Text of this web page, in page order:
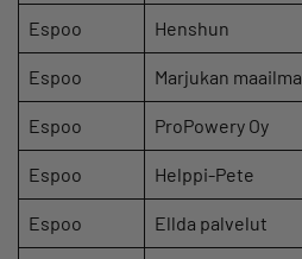
Espoo Henshun
Espoo Marjukan maailma
Espoo ProPowery Oy
Espoo Helppi-Pete
Espoo Ellda palvelut